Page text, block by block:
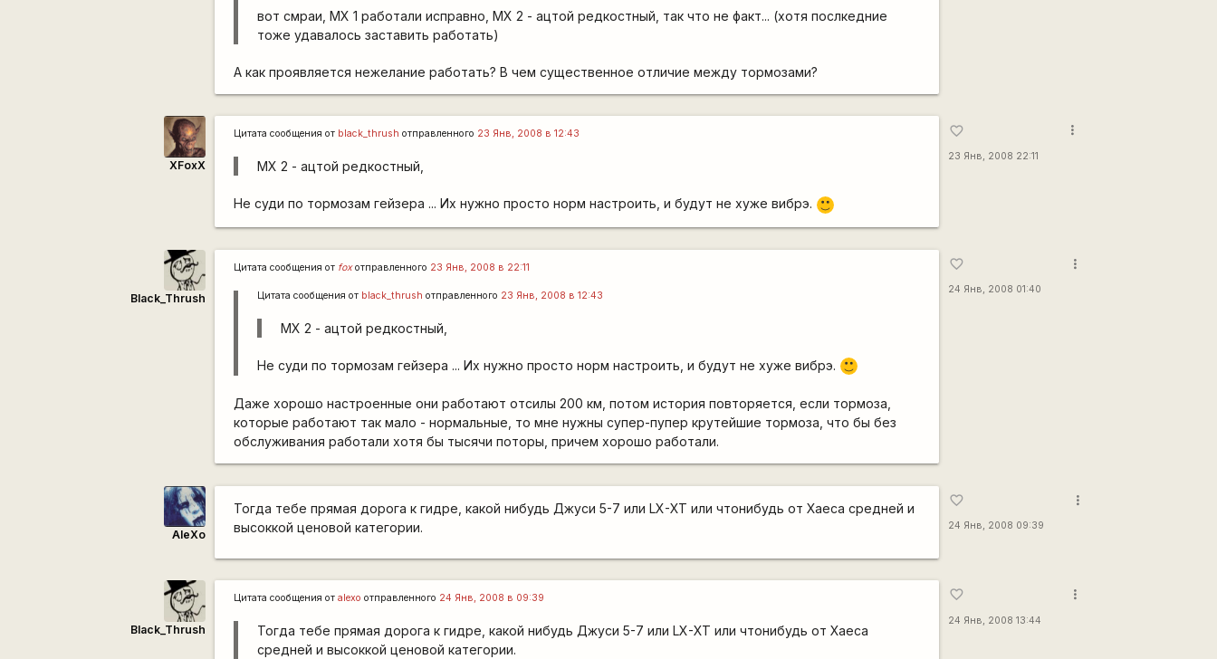
вот смраи, MX 1 работали исправно, MX 2 - ацтой редкостный, так что не факт... (хотя послкедние
тоже удавалось заставить работать)
А как проявляется нежелание работать? В чем существенное отличие между тормозами?
XFoxX
Цитата сообщения от black_thrush отправленного 23 Янв, 2008 в 12:43
MX 2 - ацтой редкостный,
Не суди по тормозам гейзера ... Их нужно просто норм настроить, и будут не хуже вибрэ. :)
favorite_border
23 Янв, 2008 22:11
more_vert
Black_Thrush
Цитата сообщения от foxотправленного 23 Янв, 2008 в 22:11
Цитата сообщения от black_thrush отправленного 23 Янв, 2008 в 12:43
MX 2 - ацтой редкостный,
Не суди по тормозам гейзера ... Их нужно просто норм настроить, и будут не хуже вибрэ. :)
Даже хорошо настроенные они работают отсилы 200 км, потом история повторяется, если тормоза,
которые работают так мало - нормальные, то мне нужны супер-пупер крутейшие тормоза, что бы без
обслуживания работали хотя бы тысячи поторы, причем хорошо работали.
favorite_border
24 Янв, 2008 01:40
more_vert
AleXo
Тогда тебе прямая дорога к гидре, какой нибудь Джуси 5-7 или LX-XT или чтонибудь от Хаеса средней и
высоккой ценовой категории.
favorite_border
24 Янв, 2008 09:39
more_vert
Black_Thrush
Цитата сообщения отalexo отправленного 24 Янв, 2008 в 09:39
Тогда тебе прямая дорога к гидре, какой нибудь Джуси 5-7 или LX-XT или чтонибудь от Хаеса
средней и высоккой ценовой категории.
favorite_border
24 Янв, 2008 13:44
more_vert